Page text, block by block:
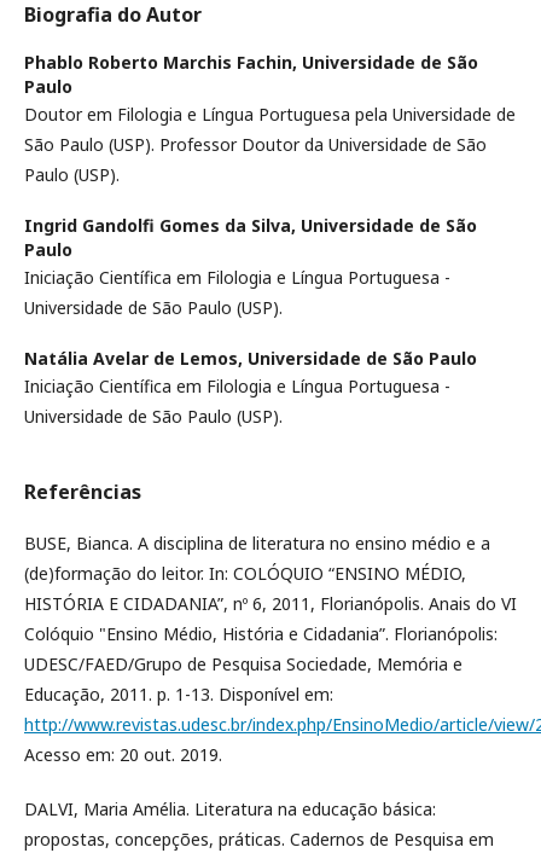
Biografia do Autor
Phablo Roberto Marchis Fachin, Universidade de São
Paulo
Doutor em Filologia e Língua Portuguesa pela Universidade de
São Paulo (USP). Professor Doutor da Universidade de São
Paulo (USP).
Ingrid Gandolfi Gomes da Silva, Universidade de São
Paulo
Iniciação Científica em Filologia e Língua Portuguesa -
Universidade de São Paulo (USP).
Natália Avelar de Lemos, Universidade de São Paulo
Iniciação Científica em Filologia e Língua Portuguesa -
Universidade de São Paulo (USP).
Referências
BUSE, Bianca. A disciplina de literatura no ensino médio e a
(de)formação do leitor. In: COLÓQUIO “ENSINO MÉDIO,
HISTÓRIA E CIDADANIA”, nº 6, 2011, Florianópolis. Anais do VI
Colóquio "Ensino Médio, História e Cidadania”. Florianópolis:
UDESC/FAED/Grupo de Pesquisa Sociedade, Memória e
Educação, 2011. p. 1-13. Disponível em:
http://www.revistas.udesc.br/index.php/EnsinoMedio/article/view/
Acesso em: 20 out. 2019.
DALVI, Maria Amélia. Literatura na educação básica:
propostas, concepções, práticas. Cadernos de Pesquisa em